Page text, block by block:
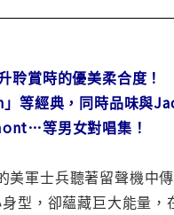
賞時的優美柔合度！
等經典，同時品味與
等男女對唱集！
軍士兵聽著留聲機中
，卻蘊藏巨大能量，